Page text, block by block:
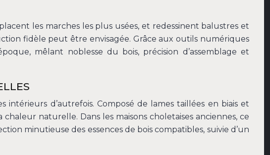
les marches les plus usées, et redessinent balustres et
fidèle peut être envisagée. Grâce aux outils numériques
mêlant noblesse du bois, précision d’assemblage et
d’autrefois. Composé de lames taillées en biais et
naturelle. Dans les maisons choletaises anciennes, ce
minutieuse des essences de bois compatibles, suivie d’un